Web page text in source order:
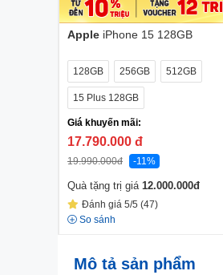
Apple iPhone 15 128GB
128GB 256GB 512GB
15 Plus 128GB
Giá khuyến mãi:
17.790.000 đ
19.990.000đ -11%
Quà tặng trị giá 12.000.000đ
Đánh giá 5/5 (47)
So sánh
Mô tả sản phẩm